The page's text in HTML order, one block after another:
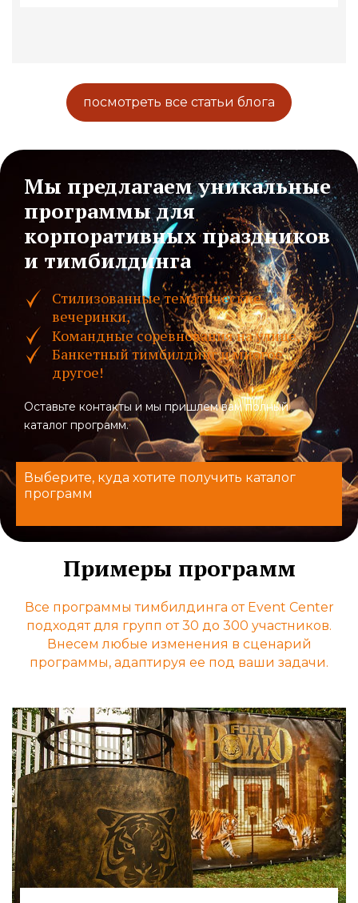
посмотреть все статьи блога
Мы предлагаем уникальные
программы для
корпоративных праздников
и тимбилдинга
Стилизованные тематические
вечеринки,
Командные соревнования на улице,
Банкетный тимбилдинг и многое
другое!
Оставьте контакты и мы пришлем вам полный
каталог программ.
Выберите, куда хотите получить каталог
программ
Примеры программ
Все программы тимбилдинга от Event Center
подходят для групп от 30 до 300 участников.
Внесем любые изменения в сценарий
программы, адаптируя ее под ваши задачи.